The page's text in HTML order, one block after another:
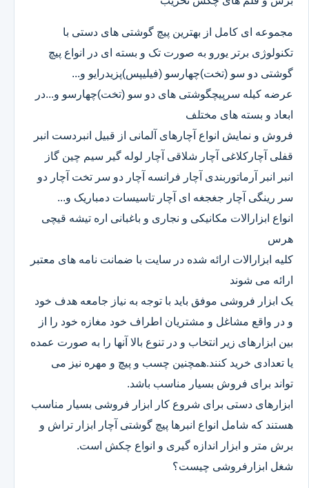
مجموعه ای کامل از بهترین پیچ گوشتی های دستی با
تکنولوژی برتر یورو به صورت تک و بسته ای در انواع پیچ
گوشتی دو سو (تخت)چهارسو (فیلیپس)پزیدرایو و...
عرضه کیله سرپیچگوشتی های دو سو (تخت)چهارسو و...در
ابعاد و بسته های مختلف
فروش و نمایش انواع آچارهای آلمانی از قبیل انبردست انبر
قفلی آچارکلاغی آچار شلاقی آچار لوله گیر سیم چین گاز
انبر انبر آرماتوربندی آچار فرانسه آچار دو سر تخت آچار دو
سر رینگی آچار جغجغه ای آچار تاسیسات دمباریک و...
انواع ابزارالات مکانیکی و نجاری و باغبانی اره تیشه قیچی
هرس
کلیه ابزارالات ارائه شده در سایت با ضمانت نامه های معتبر
ارائه می شوند
یک ابزار فروشی موفق باید با توجه به نیاز جامعه هدف خود
و در واقع مشاغل و مشتریان اطراف خود مغازه خود را از
بین ابزارهای زیر انتخاب و در تنوع بالا آنها را به صورت عمده
یا تعدادی خرید کنند.همچنین چسب و پیچ و مهره نیز می
تواند برای فروش بسیار مناسب باشد.
ابزارهای دستی برای شروع کار ابزار فروشی بسیار مناسب
هستند که شامل انواع انبرها پیچ گوشتی آچار ابزار تراش و
برش متر و ابزار اندازه گیری و انواع چکش است.
شغل ابزارفروشی چیست؟